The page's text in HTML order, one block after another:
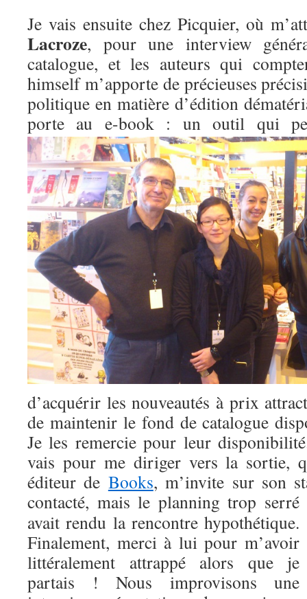
Je vais ensuite chez Picquier, où
Lacroze, pour une interview
catalogue, et les auteurs qui
himself m’apporte de précieuses
politique en matière d’édition
porte au e-book : un outil qui
d’acquérir les nouveautés à prix
de maintenir le fond de catalogue
Je les remercie pour leur
vais pour me diriger vers la sortie,
éditeur de Books, m’invite sur son
contacté, mais le planning trop serré
avait rendu la rencontre hypothétique.
Finalement, merci à lui pour m’avoir
littéralement attrappé alors que je
partais ! Nous improvisons une